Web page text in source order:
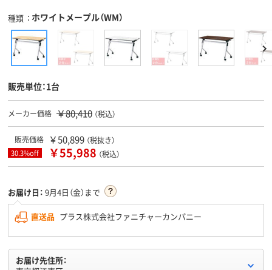
種類 ホワイトメープル（WM）
販売単位：1台
メーカー価格 ￥80,410 （税込）
販売価格 ￥50,899 （税抜き）
30.3%off ￥55,988 （税込）
お届け日： 9月4日（金）まで
直送品 プラス株式会社ファニチャーカンパニー
お届け先住所：